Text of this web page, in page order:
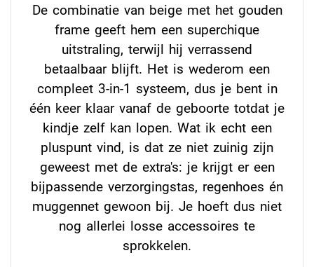
De combinatie van beige met het gouden
frame geeft hem een superchique
uitstraling, terwijl hij verrassend
betaalbaar blijft. Het is wederom een
compleet 3-in-1 systeem, dus je bent in
één keer klaar vanaf de geboorte totdat je
kindje zelf kan lopen. Wat ik echt een
pluspunt vind, is dat ze niet zuinig zijn
geweest met de extra's: je krijgt er een
bijpassende verzorgingstas, regenhoes én
muggennet gewoon bij. Je hoeft dus niet
nog allerlei losse accessoires te
sprokkelen.